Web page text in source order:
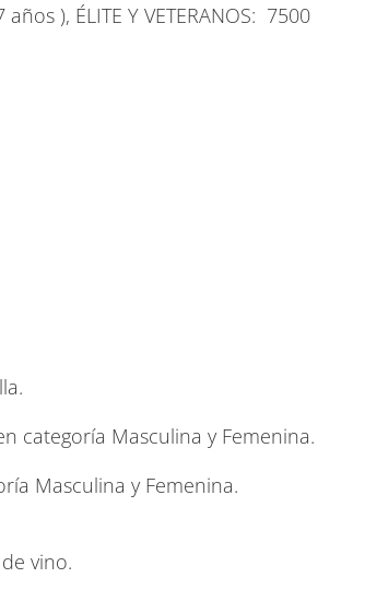
), ÉLITE Y VETERANOS: 7500
categoría Masculina y Femenina.
Masculina y Femenina.
vino.